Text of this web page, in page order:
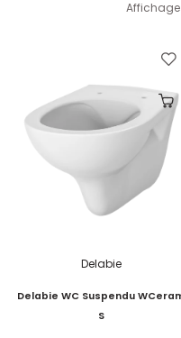
Affichage
Delabie
Delabie WC Suspendu
S